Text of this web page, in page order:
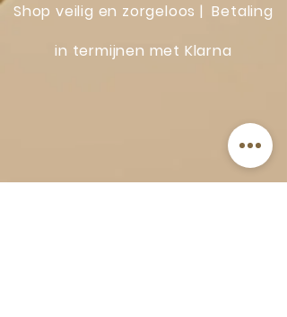
Shop veilig en zorgeloos | Betaling
in termijnen met Klarna